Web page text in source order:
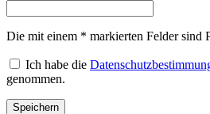
Die mit einem * markierten Felder sind
Ich habe die
genommen.
Speichern